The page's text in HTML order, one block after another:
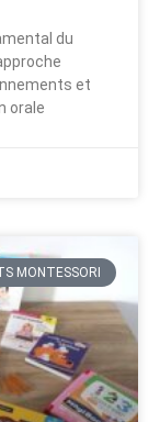
du
et
orale
MONTESSORI